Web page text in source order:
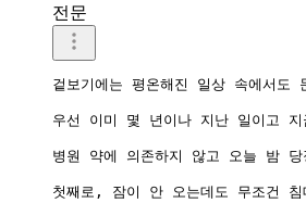
전문
겉보기에는 평온해진 일상 속에서
우선 이미 몇 년이나 지난 일이고
병원 약에 의존하지 않고 오늘 밤
첫째로, 잠이 안 오는데도 무조건